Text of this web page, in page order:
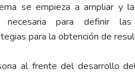
se empieza a ampliar y
necesaria para definir las
para la obtención de
al frente del desarrollo